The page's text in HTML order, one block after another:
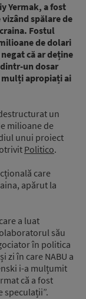
Yermak, a fost
spălare de
Fostul
de dolari
că ar deține
un dosar
apropiați ai
un
milioane de
unui proiect
Politico.
care
apărut la
a luat
său
în politica
zi în care NABU a
i-a mulțumit
că a fost
speculații”.